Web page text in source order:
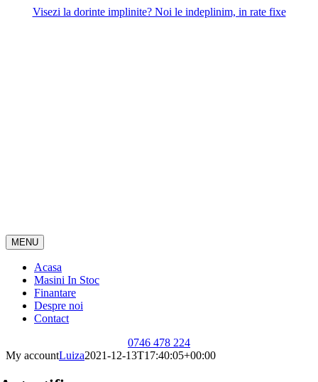
Visezi la dorinte implinite? Noi le indeplinim, in rate fixe
MENU
Acasa
Masini In Stoc
Finantare
Despre noi
Contact
0746 478 224
My accountLuiza2021-12-13T17:40:05+00:00